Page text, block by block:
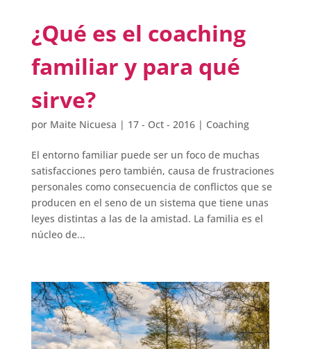
¿Qué es el coaching
familiar y para qué
sirve?
por Maite Nicuesa | 17 - Oct - 2016| Coaching
El entorno familiar puede ser un foco de muchas
satisfacciones pero también, causa de frustraciones
personales como consecuencia de conflictos que se
producen en el seno de un sistema que tiene unas
leyes distintas a las de la amistad. La familia es el
núcleo de...